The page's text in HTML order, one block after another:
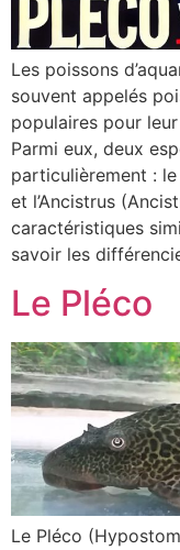
Les poissons
souvent appelés
populaires pour
Parmi eux, deux
particulièrement :
et l’Ancistrus
caractéristiques
savoir les
Le Pléco
Le Pléco